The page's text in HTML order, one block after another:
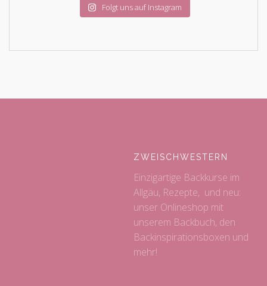
Folgt uns auf Instagram
ZWEISCHWESTERN
Einzigartige Backkurse im
Allgäu, Rezepte, und neu:
unser Onlineshop mit
unserem Backbuch, den
Backinspirationsboxen und
mehr!